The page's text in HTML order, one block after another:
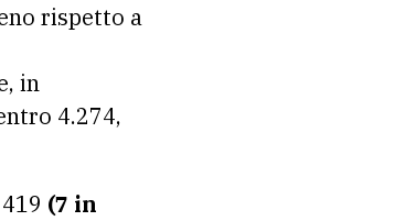
rispetto a
in
4.274,
(7 in